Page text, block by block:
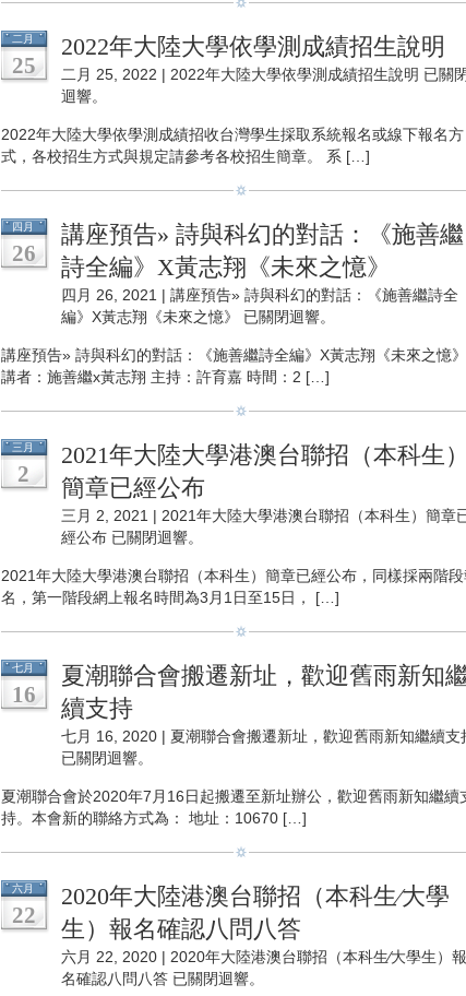
二月
25
2022年大陸大學依學測成績招生說明
二月 25, 2022 | 2022年大陸大學依學測成績招生說明 已關閉
迴響。
2022年大陸大學依學測成績招收台灣學生採取系統報名或線下報名方
式，各校招生方式與規定請參考各校招生簡章。 系 […]
四月
26
講座預告» 詩與科幻的對話：《施善繼
詩全編》X黃志翔《未來之憶》
四月 26, 2021 | 講座預告» 詩與科幻的對話：《施善繼詩全
編》X黃志翔《未來之憶》
已關閉迴響。
講座預告» 詩與科幻的對話：《施善繼詩全編》X黃志翔《未來之憶》
講者：施善繼x黃志翔 主持：許育嘉 時間：2 […]
三月
2
2021年大陸大學港澳台聯招（本科生）
簡章已經公布
三月 2, 2021 | 2021年大陸大學港澳台聯招（本科生）簡章
經公布 已關閉迴響。
2021年大陸大學港澳台聯招（本科生）簡章已經公布，同樣採兩階段
名，第一階段網上報名時間為3月1日至15日， […]
七月
16
夏潮聯合會搬遷新址，歡迎舊雨新知
續支持
七月 16, 2020 | 夏潮聯合會搬遷新址，歡迎舊雨新知繼續支
已關閉迴響。
夏潮聯合會於2020年7月16日起搬遷至新址辦公，歡迎舊雨新知繼續
持。本會新的聯絡方式為： 地址：10670 […]
六月
22
2020年大陸港澳台聯招（本科生∕大學
生）報名確認八問八答
六月 22, 2020 | 2020年大陸港澳台聯招（本科生∕大學生）報
名確認八問八答 已關閉迴響。